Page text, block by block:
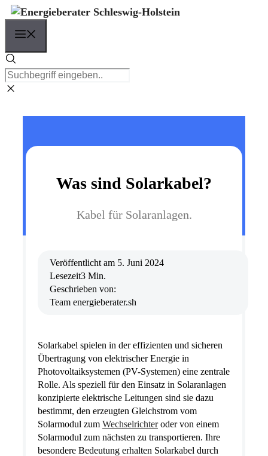
Zum
Inhalt
springen
Was sind Solarkabel?
Kabel für Solaranlagen.
Veröffentlicht am 5. Juni 2024
Lesezeit3 Min.
Geschrieben von:
Team energieberater.sh
Solarkabel spielen in der effizienten und sicheren
Übertragung von elektrischer Energie in
Photovoltaiksystemen (PV-Systemen) eine zentrale
Rolle. Als speziell für den Einsatz in Solaranlagen
konzipierte elektrische Leitungen sind sie dazu
bestimmt, den erzeugten Gleichstrom vom
Solarmodul zum Wechselrichteroder von einem
Solarmodul zum nächsten zu transportieren. Ihre
besondere Bedeutung erhalten Solarkabel durch